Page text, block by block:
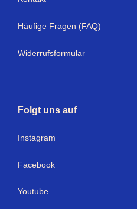
Häufige Fragen (FAQ)
Widerrufsformular
Folgt uns auf
Instagram
Facebook
Youtube